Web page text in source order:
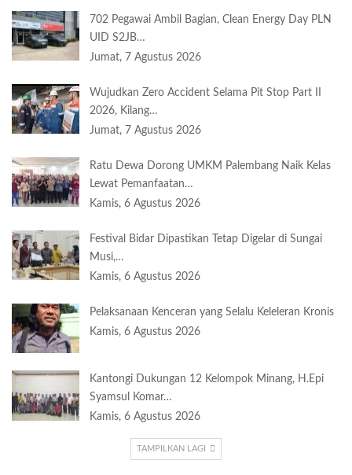
702 Pegawai Ambil Bagian, Clean Energy Day PLN
UID S2JB…
Jumat, 7 Agustus 2026
Wujudkan Zero Accident Selama Pit Stop Part II
2026, Kilang…
Jumat, 7 Agustus 2026
Ratu Dewa Dorong UMKM Palembang Naik Kelas
Lewat Pemanfaatan…
Kamis, 6 Agustus 2026
Festival Bidar Dipastikan Tetap Digelar di Sungai
Musi,…
Kamis, 6 Agustus 2026
Pelaksanaan Kenceran yang Selalu Keleleran Kronis
Kamis, 6 Agustus 2026
Kantongi Dukungan 12 Kelompok Minang, H.Epi
Syamsul Komar…
Kamis, 6 Agustus 2026
TAMPILKAN LAGI